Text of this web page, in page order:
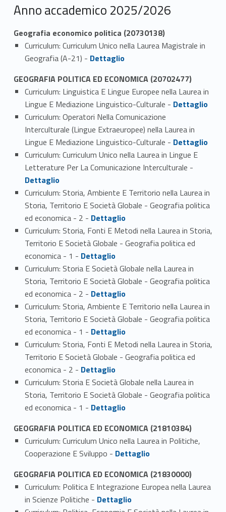
Anno accademico 2025/2026
Geografia economico politica (20730138)
Curriculum: Curriculum Unico nella Laurea Magistrale in
Geografia (A-21) - Link identifier #identifier_person_147818-1
Dettaglio
GEOGRAFIA POLITICA ED ECONOMICA (20702477)
Curriculum: Linguistica E Lingue Europee nella Laurea in
Lingue E Mediazione Linguistico-Culturale - Link identifier #identifier_person_148419-1
Dettaglio
Curriculum: Operatori Nella Comunicazione
Interculturale (Lingue Extraeuropee) nella Laurea in
Lingue E Mediazione Linguistico-Culturale - Link identifier #identifier_person_192741-2
Dettaglio
Curriculum: Curriculum Unico nella Laurea in Lingue E
Letterature Per La Comunicazione Interculturale -
Dettaglio
Curriculum: Storia, Ambiente E Territorio nella Laurea in
Storia, Territorio E Società Globale - Geografia politica
ed economica - 2 - Link identifier #identifier_person_141971-4
Dettaglio
Curriculum: Storia, Fonti E Metodi nella Laurea in Storia,
Territorio E Società Globale - Geografia politica ed
economica - 1 - Link identifier #identifier_person_195550-5
Dettaglio
Curriculum: Storia E Società Globale nella Laurea in
Storia, Territorio E Società Globale - Geografia politica
ed economica - 2 - Link identifier #identifier_person_122871-6
Dettaglio
Curriculum: Storia, Ambiente E Territorio nella Laurea in
Storia, Territorio E Società Globale - Geografia politica
ed economica - 1 - Link identifier #identifier_person_38297-7
Dettaglio
Curriculum: Storia, Fonti E Metodi nella Laurea in Storia,
Territorio E Società Globale - Geografia politica ed
economica - 2 - Link identifier #identifier_person_39098-8
Dettaglio
Curriculum: Storia E Società Globale nella Laurea in
Storia, Territorio E Società Globale - Geografia politica
ed economica - 1 - Link identifier #identifier_person_55433-9
Dettaglio
GEOGRAFIA POLITICA ED ECONOMICA (21810384)
Curriculum: Curriculum Unico nella Laurea in Politiche,
Cooperazione E Sviluppo - Link identifier #identifier_person_54359-1
Dettaglio
GEOGRAFIA POLITICA ED ECONOMICA (21830000)
Curriculum: Politica E Integrazione Europea nella Laurea
in Scienze Politiche - Link identifier #identifier_person_81816-1
Dettaglio